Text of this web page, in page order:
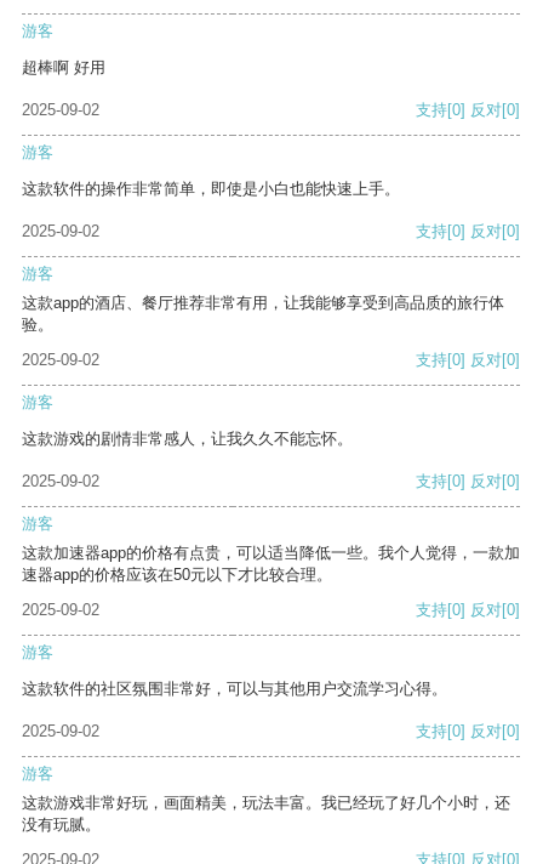
游客
超棒啊 好用
2025-09-02 支持[0] 反对[0]
游客
这款软件的操作非常简单，即使是小白也能快速上手。
2025-09-02 支持[0] 反对[0]
游客
这款app的酒店、餐厅推荐非常有用，让我能够享受到高品质的旅行体
验。
2025-09-02
支持[0] 反对[0]
游客
这款游戏的剧情非常感人，让我久久不能忘怀。
2025-09-02 支持[0] 反对[0]
游客
这款加速器app的价格有点贵，可以适当降低一些。我个人觉得，一款加
速器app的价格应该在50元以下才比较合理。
2025-09-02
支持[0] 反对[0]
游客
这款软件的社区氛围非常好，可以与其他用户交流学习心得。
2025-09-02 支持[0] 反对[0]
游客
这款游戏非常好玩，画面精美，玩法丰富。我已经玩了好几个小时，还
没有玩腻。
2025-09-02
支持[0] 反对[0]